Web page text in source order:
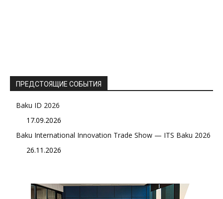
ПРЕДСТОЯЩИЕ СОБЫТИЯ
Baku ID 2026
17.09.2026
Baku International Innovation Trade Show — ITS Baku 2026
26.11.2026